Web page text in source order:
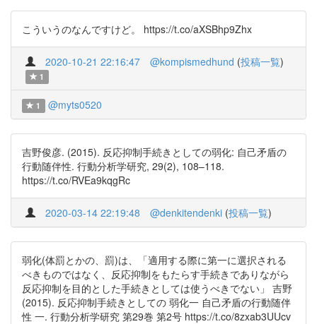
こういうのなんですけど。 https://t.co/aXSBhp9Zhx
2020-10-21 22:16:47 @kompismedhund (投稿一覧)
1
1 @myts0520
吉野俊彦. (2015). 反応抑制手続きとしての弱化: 自己矛盾の
行動随伴性. 行動分析学研究, 29(2), 108–118.
https://t.co/RVEa9kqgRc
2020-03-14 22:19:48 @denkitendenki (投稿一覧)
弱化(体罰とかの、罰)は、「適用する際に第一に選択される
べきものではなく、反応抑制をもたらす手続きでありながら
反応抑制を目的とした手続きとしては使うべきでない」 吉野
(2015). 反応抑制手続きとしての 弱化一 自己矛盾の行動随伴
性 一. 行動分析学研究 第29巻 第2号 https://t.co/8zxab3UUcv